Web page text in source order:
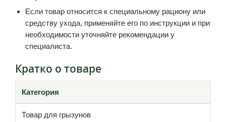
Если товар относится к специальному рациону или
средству ухода, применяйте его по инструкции и при
необходимости уточняйте рекомендации у
специалиста.
Кратко о товаре
Категория
Товар для грызунов